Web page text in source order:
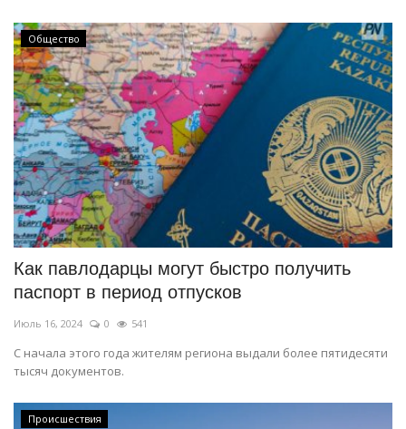
Общество
Как павлодарцы могут быстро получить
паспорт в период отпусков
Июль 16, 2024 0 541
С начала этого года жителям региона выдали более пятидесяти
тысяч документов.
Происшествия